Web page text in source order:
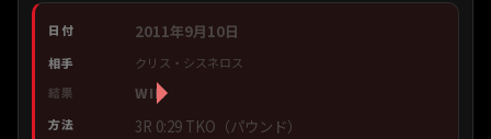
2011年9月10日
クリス・シスネロス
WIN
3R 0:29 TKO（パウンド）